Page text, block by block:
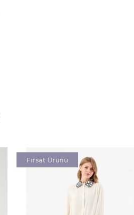
Fırsat Ürünü